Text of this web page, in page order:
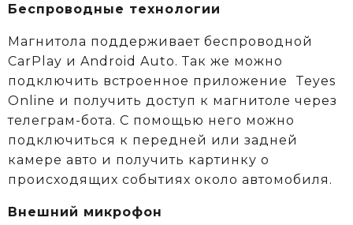
Беспроводные технологии
Магнитола поддерживает беспроводной
CarPlay и Android Auto. Так же можно
подключить встроенное приложение Teyes
Online и получить доступ к магнитоле через
телеграм-бота. С помощью него можно
подключиться к передней или задней
камере авто и получить картинку о
происходящих событиях около автомобиля.
Внешний микрофон